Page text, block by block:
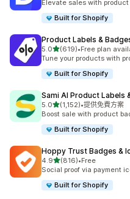
Elevate sales with
Built for Shopify
Product Labels &
5.0滿分 5 顆星
(619)
共有 619 則評價
•Free plan
Tune your products with
Built for Shopify
Sami AI Product Labels
5.0滿分 5 顆星
(1,152)
共有 1152 則評價
•提供免費方案
Boost sale with product
Built for Shopify
Hoppy Trust Badges &
4.9滿分 5 顆星
(816)
共有 816 則評價
•Free
Social proof via payment
Built for Shopify